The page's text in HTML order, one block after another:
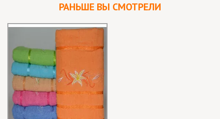
РАНЬШЕ ВЫ СМОТРЕЛИ